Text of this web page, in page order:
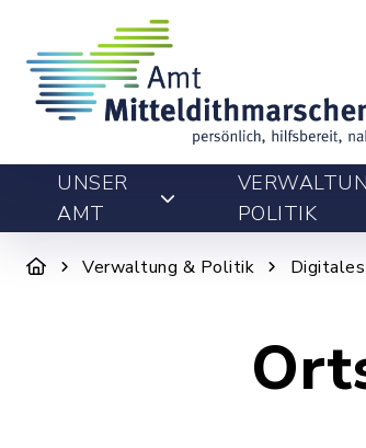
UNSER
AMT
POLITIK
Verwaltung & Politik